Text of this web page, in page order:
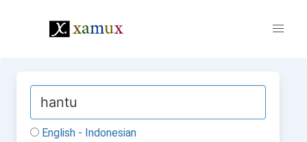
English - Indonesian